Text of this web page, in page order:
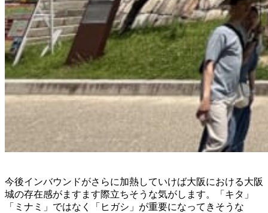
今後インバウンドがさらに加熱していけば大阪における大阪
城の存在感がますます際立ちそうな気がします。「キタ」
「ミナミ」ではなく「ヒガシ」が重要になってきそうな